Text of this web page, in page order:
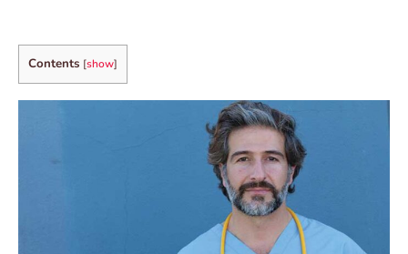
Contents [show]